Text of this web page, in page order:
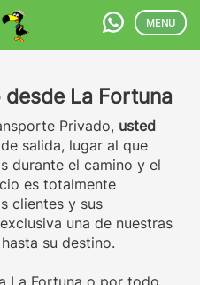
MENU
La Fortuna
Privado, usted
salida, lugar al que
durante el camino y el
es totalmente
clientes y sus
una de nuestras
su destino.
La Fortuna o por todo